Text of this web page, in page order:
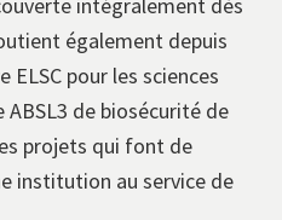
intégralement dès
également depuis
ELSC pour les sciences
de biosécurité de
projets qui font de
institution au service de